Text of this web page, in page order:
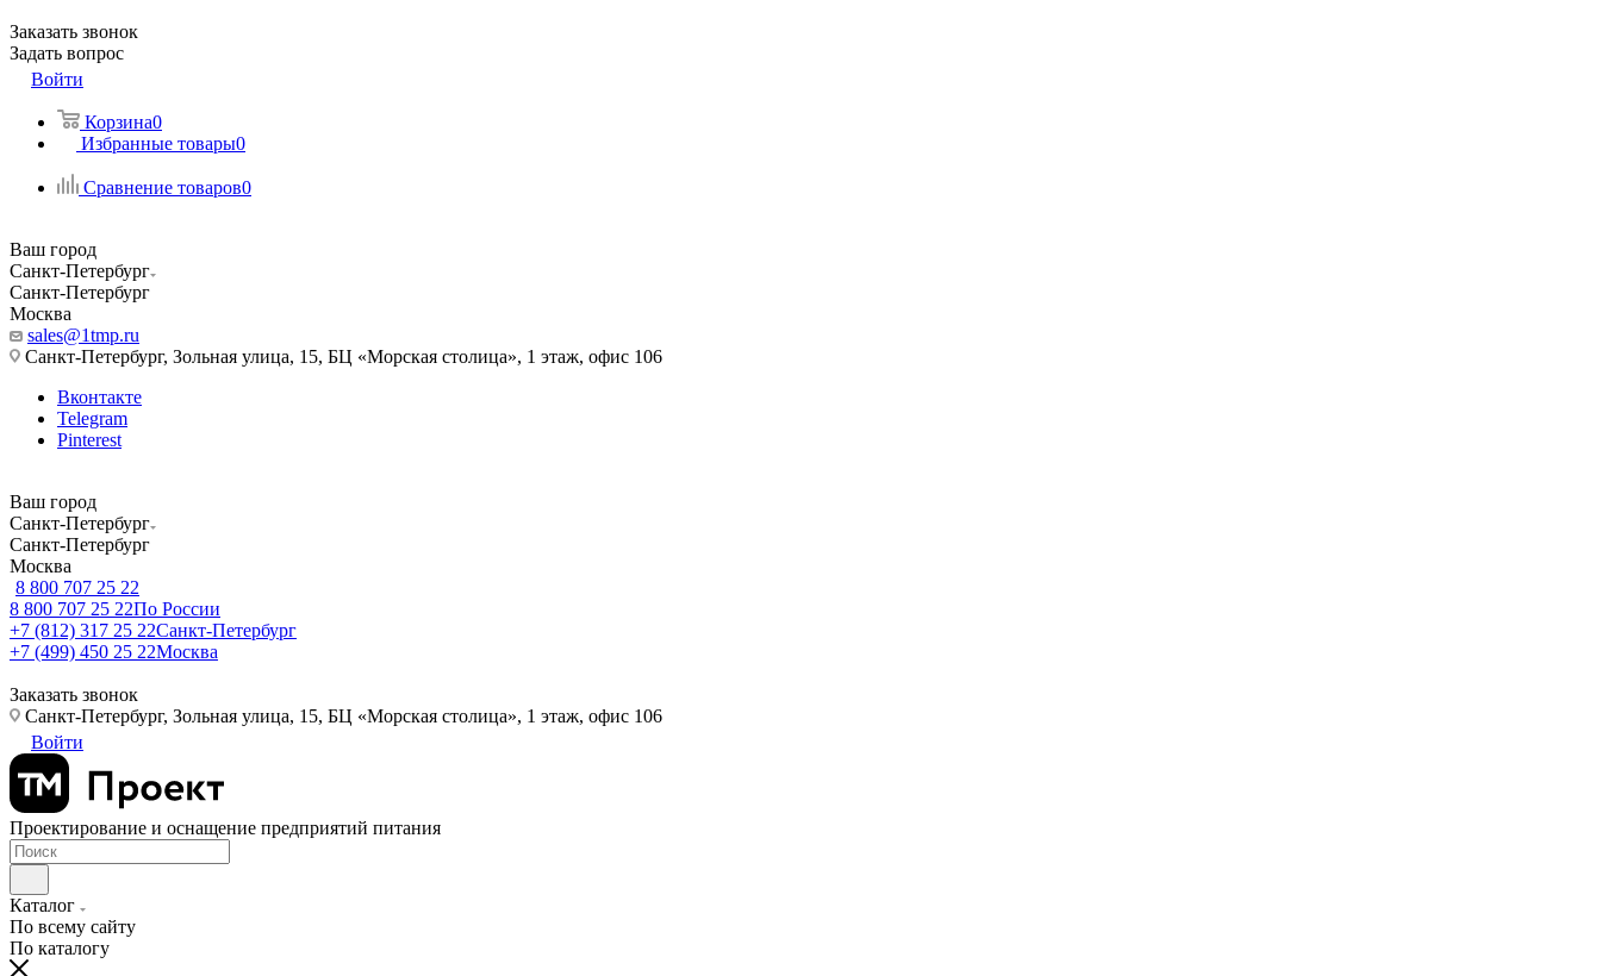
Заказать звонок
Задать вопрос
Войти
Корзина0
Избранные товары0
Сравнение товаров0
Ваш город
Санкт-Петербург
Санкт-Петербург
Москва
sales@1tmp.ru
Санкт-Петербург, Зольная улица, 15, БЦ «Морская столица», 1 этаж, офис 106
Вконтакте
Telegram
Pinterest
Ваш город
Санкт-Петербург
Санкт-Петербург
Москва
8 800 707 25 22
8 800 707 25 22По России
+7 (812) 317 25 22Санкт-Петербург
+7 (499) 450 25 22Москва
Заказать звонок
Санкт-Петербург, Зольная улица, 15, БЦ «Морская столица», 1 этаж, офис 106
Войти
Проектирование и оснащение предприятий питания
Каталог
По всему сайту
По каталогу